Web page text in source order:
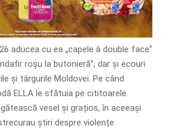
aducea cu ea „capele à double face”
roșu la butonieră”, dar și ecouri
și târgurile Moldovei. Pe când
ELLA le sfătuia pe cititoarele
gătească vesel și grațios, în aceeași
știri despre violențe